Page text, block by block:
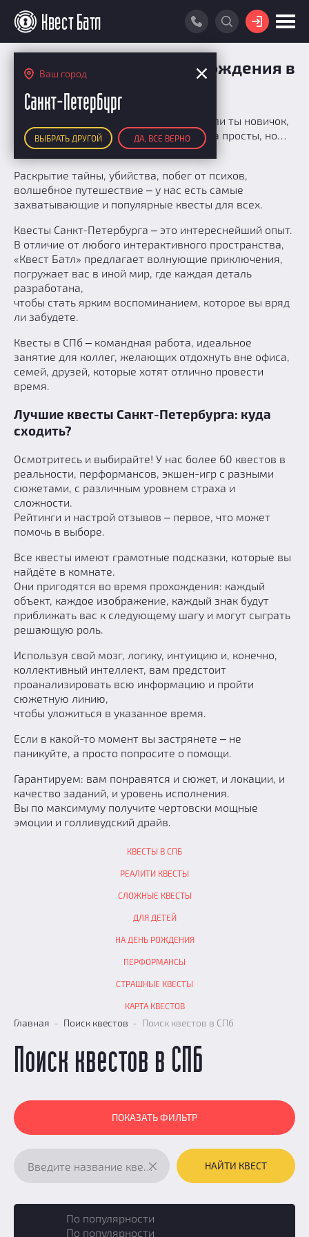
Ваш город
Санкт-Петербург
ВЫБРАТЬ ДРУГОЙ ДА, ВСЕ ВЕРНО
ВОЙТИ
РЕЙТИНГ КВЕСТОВ
КАРТА КВЕСТОВ
РЕЙТИНГ КОМАНД
Итоговый рейтинг
По количеству очков
По качеству игры
Список команд
ПОИСК КОМАНДЫ
КВЕСТ БАТЛ
О Квест Батле
Как подсчитываются рейтинги
Призы
Партнерам
КВЕСТ В ПОДАРОК
Подбор квеста для прохождения в
СПб
Ты готов к следующему испытанию? Или ты новичок,
жаждущий острых ощущений? Правила просты, но…
убежать сложно.
Раскрытие тайны, убийства, побег от психов,
волшебное путешествие ‒ у нас есть самые
захватывающие и популярные квесты для всех.
Квесты Санкт-Петербурга ‒ это интереснейший опыт.
В отличие от любого интерактивного пространства,
«Квест Батл» предлагает волнующие приключения,
погружает вас в иной мир, где каждая деталь
разработана,
чтобы стать ярким воспоминанием, которое вы вряд
ли забудете.
Квесты в СПб ‒ командная работа, идеальное
занятие для коллег, желающих отдохнуть вне офиса,
семей, друзей, которые хотят отлично провести
время.
Лучшие квесты Санкт-Петербурга: куда
сходить?
Осмотритесь и выбирайте! У нас более 60 квестов в
реальности, перформансов, экшен-игр с разными
сюжетами, с различным уровнем страха и
сложности.
Рейтинги и настрой отзывов ‒ первое, что может
помочь в выборе.
Все квесты имеют грамотные подсказки, которые вы
найдёте в комнате.
Они пригодятся во время прохождения: каждый
объект, каждое изображение, каждый знак будут
приближать вас к следующему шагу и могут сыграть
решающую роль.
Используя свой мозг, логику, интуицию и, конечно,
коллективный интеллект, вам предстоит
проанализировать всю информацию и пройти
сюжетную линию,
чтобы уложиться в указанное время.
Если в какой-то момент вы застрянете ‒ не
паникуйте, а просто попросите о помощи.
Гарантируем: вам понравятся и сюжет, и локации, и
качество заданий, и уровень исполнения.
Вы по максимуму получите чертовски мощные
эмоции и голливудский драйв.
КВЕСТЫ В СПБ
РЕАЛИТИ КВЕСТЫ
СЛОЖНЫЕ КВЕСТЫ
ДЛЯ ДЕТЕЙ
НА ДЕНЬ РОЖДЕНИЯ
ПЕРФОРМАНСЫ
СТРАШНЫЕ КВЕСТЫ
КАРТА КВЕСТОВ
Главная Поиск квестов Поиск квестов в СПб
Поиск квестов в СПб
ПОКАЗАТЬ ФИЛЬТР
НАЙТИ КВЕСТ
По популярности
По популярности